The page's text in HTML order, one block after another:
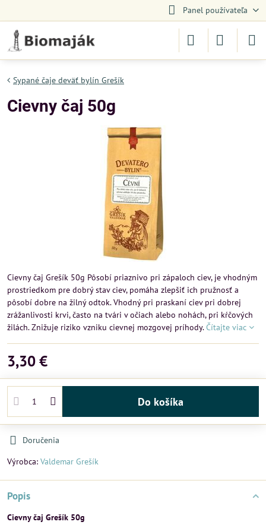
Panel používateľa
Sypané čaje deväť bylín Grešík
Cievny čaj 50g
Cievny čaj Grešík 50g Pôsobí priaznivo pri zápaloch ciev, je vhodným
prostriedkom pre dobrý stav ciev, pomáha zlepšiť ich pružnosť a
pôsobí dobre na žilný odtok. Vhodný pri praskaní ciev pri dobrej
zrážanlivosti krvi, často na tvári v očiach alebo nohách, pri kŕčových
žilách. Znižuje riziko vzniku cievnej mozgovej príhody.Čítajte viac
3,30 €
Do košíka
Doručenia
Výrobca: Valdemar Grešík
Popis
Cievny čaj Grešík 50g